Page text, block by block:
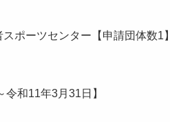
ーツセンター【申請団体数1】
11年3月31日】